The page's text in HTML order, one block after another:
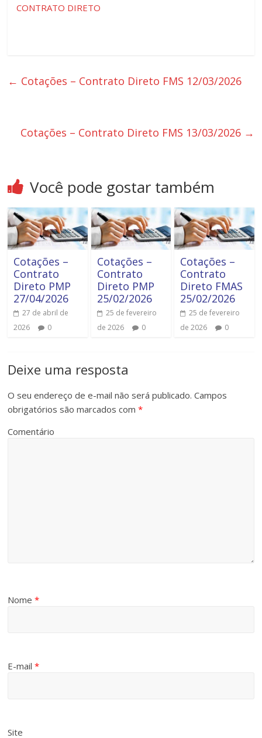
CONTRATO DIRETO
← Cotações – Contrato Direto FMS 12/03/2026
Cotações – Contrato Direto FMS 13/03/2026 →
Você pode gostar também
Cotações –
Contrato
Direto PMP
27/04/2026
27 de abril de
2026
0
Cotações –
Contrato
Direto PMP
25/02/2026
25 de fevereiro
de 2026
0
Cotações –
Contrato
Direto FMAS
25/02/2026
25 de fevereiro
de 2026
0
Deixe uma resposta
O seu endereço de e-mail não será publicado. Campos
obrigatórios são marcados com*
Comentário
Nome*
E-mail*
Site